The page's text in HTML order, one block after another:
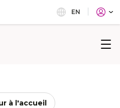
EN
à l'accueil